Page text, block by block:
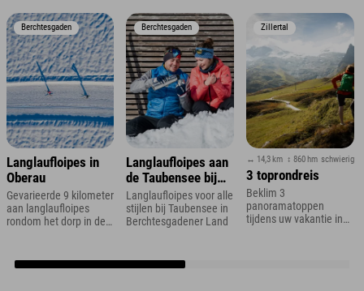
Berchtesgaden
Langlaufloipes in
Oberau
Gevarieerde 9 kilometer
aan langlaufloipes
rondom het dorp in de
Berchtesgaden
Langlaufloipes aan
de Taubensee bij
Ramsau
Langlaufloipes voor alle
stijlen bij Taubensee in
Berchtesgadener Land
Zillertal
↔ 14,3 km ↕ 860 hm schwierig
3 toprondreis
Beklim 3
panoramatoppen
tijdens uw vakantie in